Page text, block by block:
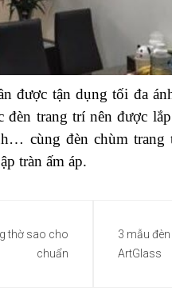
được tận dụng tối đa
đèn trang trí nên được
cùng đèn chùm
tràn ấm áp.
thờ sao cho
chuẩn
3 mẫu
ArtGlass